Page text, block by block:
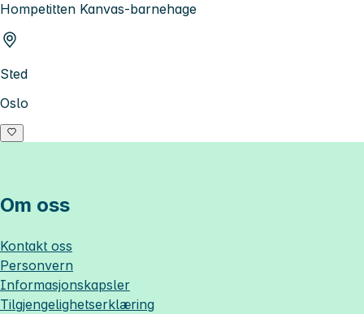
Hompetitten Kanvas-barnehage
Sted
Oslo
Om oss
Kontakt oss
Personvern
Informasjonskapsler
Tilgjengelighetserklæring